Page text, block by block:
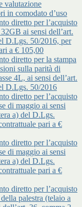
valutazione
in comodato d’uso
diretto per l’acquisto
ai sensi dell’art.
D.Lgs. 50/2016, per
a € 105,00
diretto per la stampa
sulla parità di
4L, ai sensi dell’art.
D.Lgs. 50/2016
diretto per l’acquisto
di maggio ai sensi
a) del D.Lgs.
pari a €
diretto per l’acquisto
di maggio ai sensi
a) del D.Lgs.
pari a €
diretto per l’acquisto
palestra (telaio a